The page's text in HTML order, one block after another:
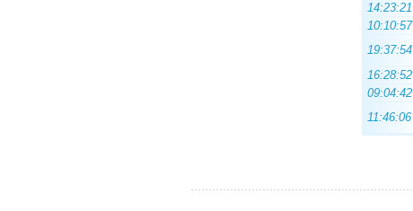
14:23:21
10:10:57
19:37:54
16:28:52
09:04:42
11:46:06